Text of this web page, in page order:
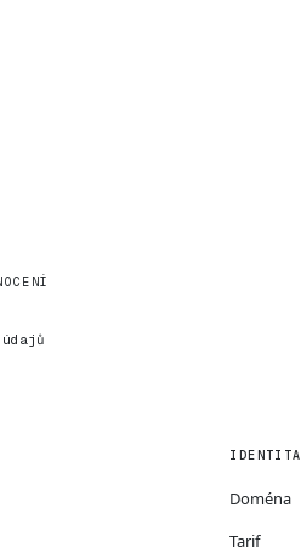
IDENTITA
Doména
Tarif